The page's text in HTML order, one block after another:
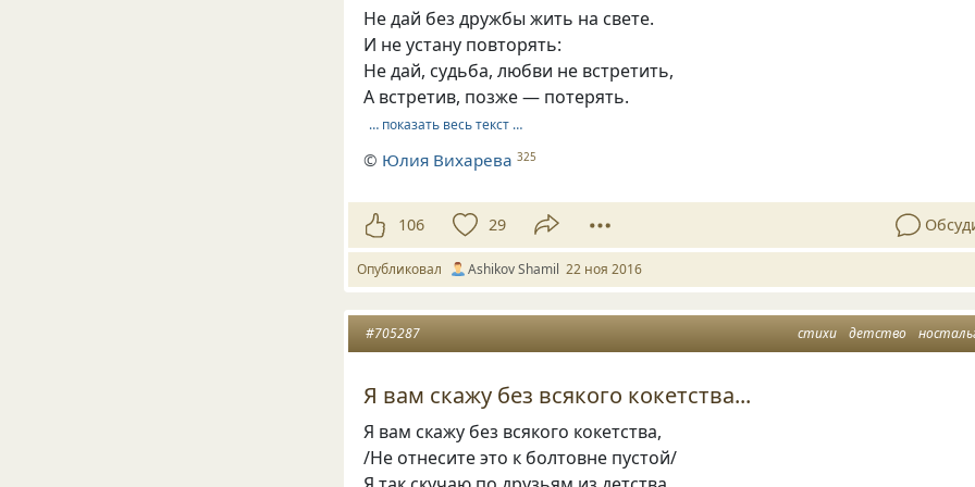
Не дай без дружбы жить на свете.
И не устану повторять:
Не дай, судьба, любви не встретить,
А встретив, позже — потерять.
… показать весь текст …
© Юлия Вихарева 325
106 29
Опубликовал Ashikov Shamil 22 ноя 2016
стихи детство
#705287
Я вам скажу без всякого кокетства...
Я вам скажу без всякого кокетства,
/Не отнесите это к болтовне пустой/